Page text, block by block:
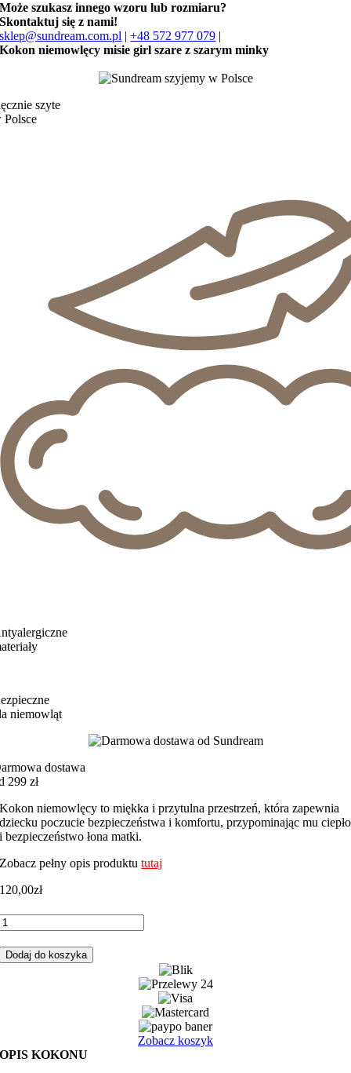
Może szukasz innego wzoru lub rozmiaru?
Skontaktuj się z nami!
sklep@sundream.com.pl |+48 572 977 079 |
Kokon niemowlęcy misie girl szare z szarym minky
szyte
Polsce
niemowląt
dostawa
299 zł
Kokon niemowlęcy to miękka i przytulna przestrzeń, która zapewnia
dziecku poczucie bezpieczeństwa i komfortu, przypominając mu ciepło
i bezpieczeństwo łona matki.
Zobacz pełny opis produktututaj
120,00zł
Dodaj do koszyka
Zobacz koszyk
OPIS KOKONU